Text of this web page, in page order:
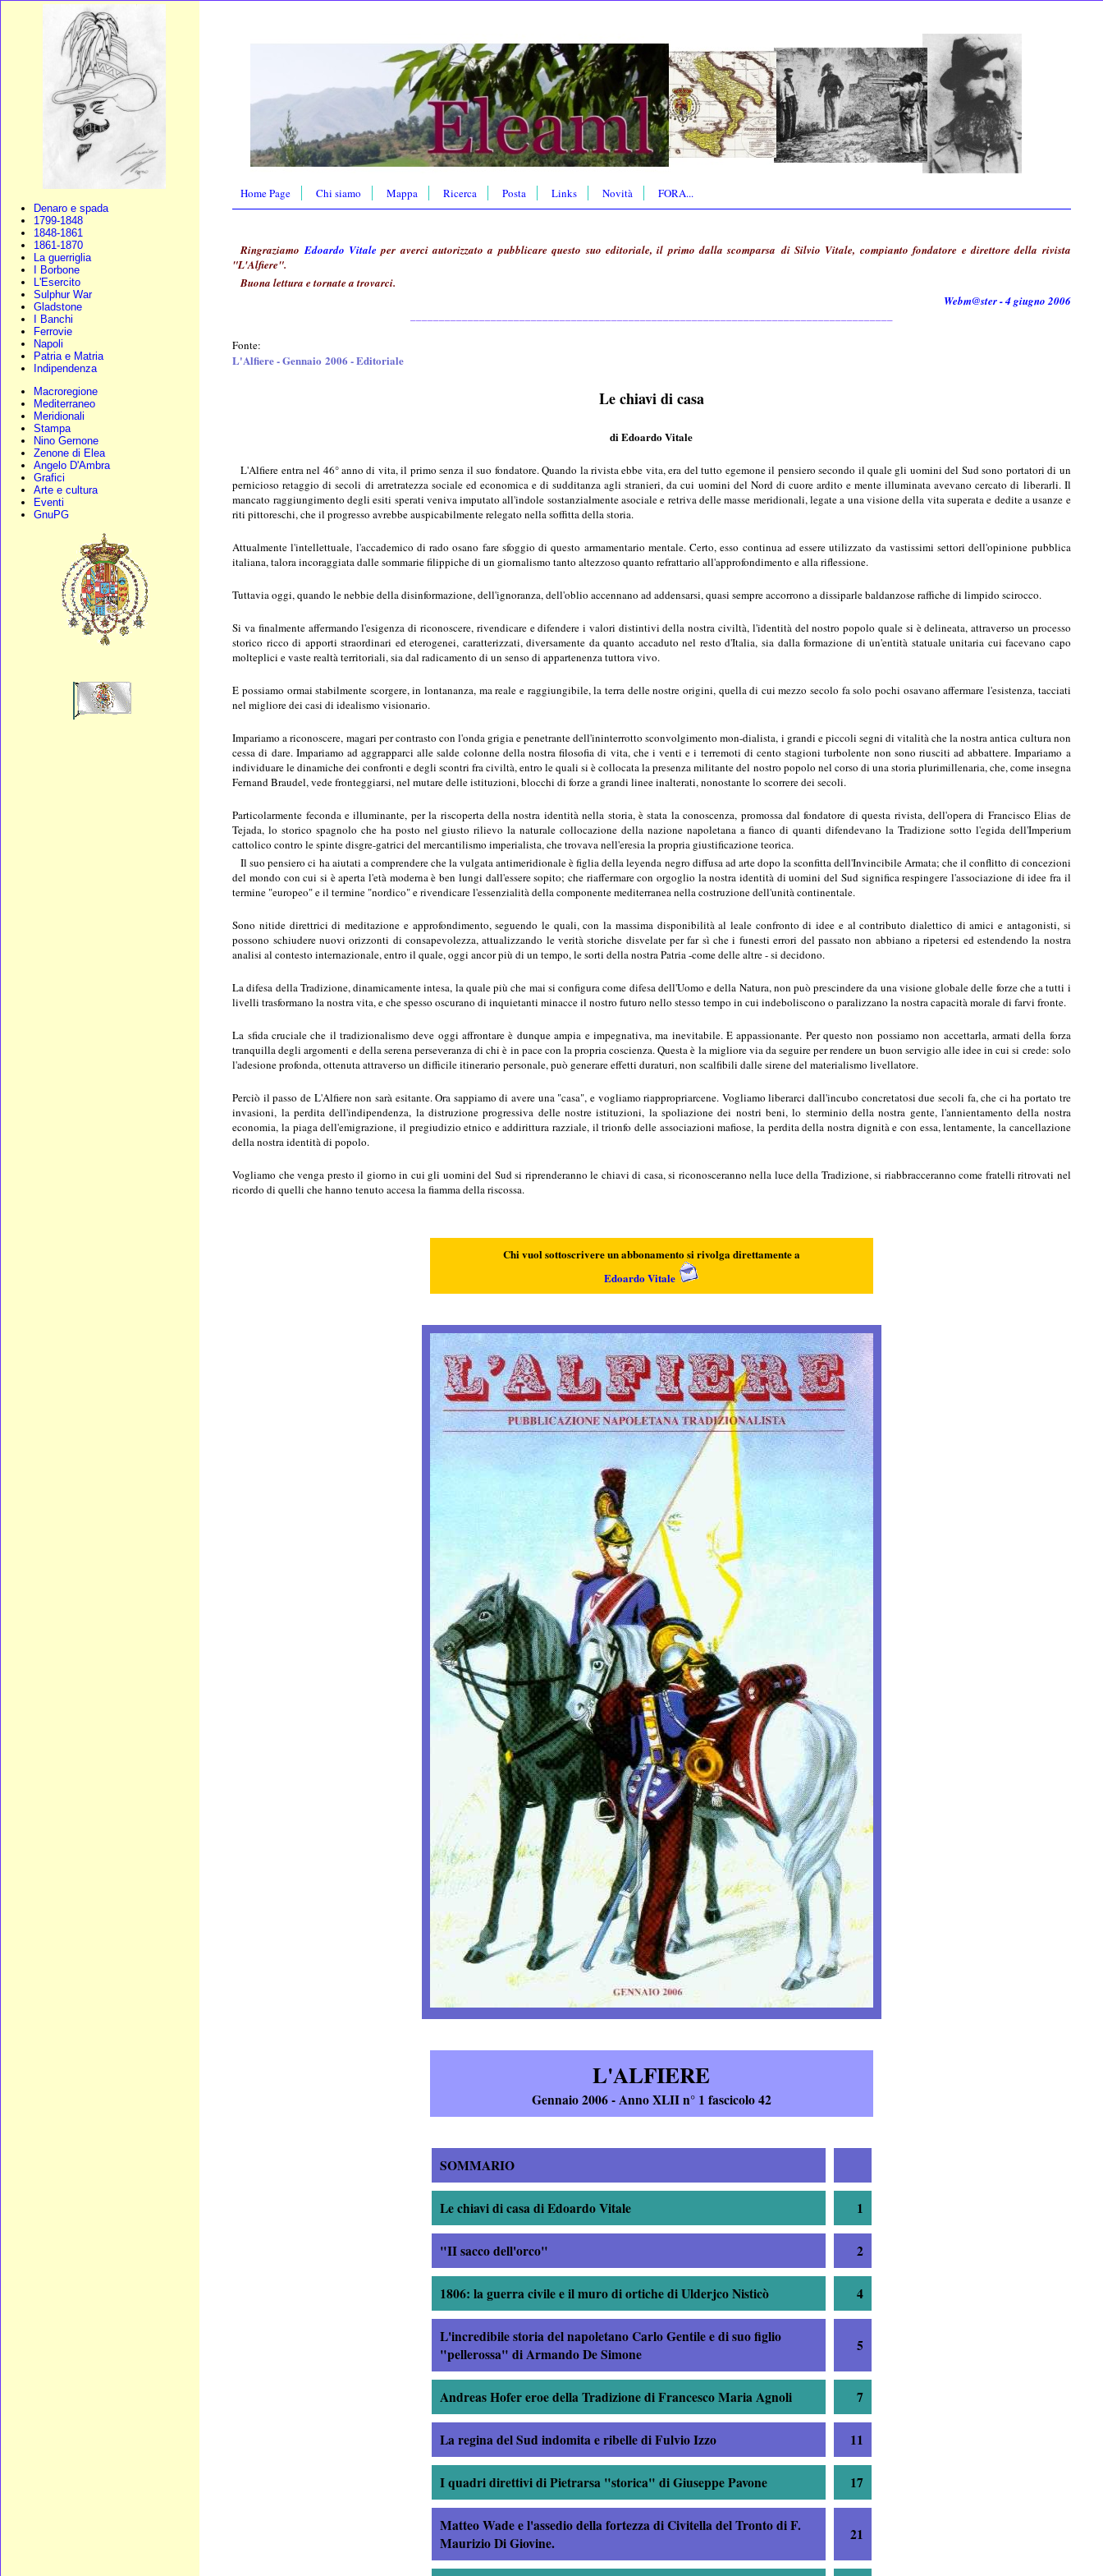
Denaro e spada
1799-1848
1848-1861
1861-1870
La guerriglia
I Borbone
L'Esercito
Sulphur War
Gladstone
I Banchi
Ferrovie
Napoli
Patria e Matria
Indipendenza
Macroregione
Mediterraneo
Meridionali
Stampa
Nino Gernone
Zenone di Elea
Angelo D'Ambra
Grafici
Arte e cultura
Eventi
GnuPG
Home Page Chi siamo Mappa Ricerca Posta Links Novità FORA...
RingraziamoEdoardo Vitale per averci autorizzato a pubblicare questo suo editoriale, il primo dalla scomparsa di Silvio Vitale, compianto fondatore e direttore della rivista
"L'Alfiere".
Buona lettura e tornate a trovarci.
Webm@ster - 4 giugno 2006
Fonte:
L'Alfiere - Gennaio 2006 - Editoriale
Le chiavi di casa
di Edoardo Vitale
L'Alfiere entra nel 46° anno di vita, il primo senza il suo fondatore. Quando la rivista ebbe vita, era del tutto egemone il pensiero secondo il quale gli uomini del Sud sono portatori di un
pernicioso retaggio di secoli di arretratezza sociale ed economica e di sudditanza agli stranieri, da cui uomini del Nord di cuore ardito e mente illuminata avevano cercato di liberarli. Il
mancato raggiungimento degli esiti sperati veniva imputato all'indole sostanzialmente asociale e retriva delle masse meridionali, legate a una visione della vita superata e dedite a usanze e
riti pittoreschi, che il progresso avrebbe auspicabilmente relegato nella soffitta della storia.
Attualmente l'intellettuale, l'accademico di rado osano fare sfoggio di questo armamentario mentale. Certo, esso continua ad essere utilizzato da vastissimi settori dell'opinione pubblica
italiana, talora incoraggiata dalle sommarie filippiche di un giornalismo tanto altezzoso quanto refrattario all'approfondimento e alla riflessione.
Tuttavia oggi, quando le nebbie della disinformazione, dell'ignoranza, dell'oblio accennano ad addensarsi, quasi sempre accorrono a dissiparle baldanzose raffiche di limpido scirocco.
Si va finalmente affermando l'esigenza di riconoscere, rivendicare e difendere i valori distintivi della nostra civiltà, l'identità del nostro popolo quale si è delineata, attraverso un processo
storico ricco di apporti straordinari ed eterogenei, caratterizzati, diversamente da quanto accaduto nel resto d'Italia, sia dalla formazione di un'entità statuale unitaria cui facevano capo
molteplici e vaste realtà territoriali, sia dal radicamento di un senso di appartenenza tuttora vivo.
E possiamo ormai stabilmente scorgere, in lontananza, ma reale e raggiungibile, la terra delle nostre origini, quella di cui mezzo secolo fa solo pochi osavano affermare l'esistenza, tacciati
nel migliore dei casi di idealismo visionario.
Impariamo a riconoscere, magari per contrasto con l'onda grigia e penetrante dell'ininterrotto sconvolgimento mon-dialista, i grandi e piccoli segni di vitalità che la nostra antica cultura non
cessa di dare. Impariamo ad aggrapparci alle salde colonne della nostra filosofia di vita, che i venti e i terremoti di cento stagioni turbolente non sono riusciti ad abbattere. Impariamo a
individuare le dinamiche dei confronti e degli scontri fra civiltà, entro le quali si è collocata la presenza militante del nostro popolo nel corso di una storia plurimillenaria, che, come insegna
Fernand Braudel, vede fronteggiarsi, nel mutare delle istituzioni, blocchi di forze a grandi linee inalterati, nonostante lo scorrere dei secoli.
Particolarmente feconda e illuminante, per la riscoperta della nostra identità nella storia, è stata la conoscenza, promossa dal fondatore di questa rivista, dell'opera di Francisco Elias de
Tejada, lo storico spagnolo che ha posto nel giusto rilievo la naturale collocazione della nazione napoletana a fianco di quanti difendevano la Tradizione sotto l'egida dell'Imperium
cattolico contro le spinte disgre-gatrici del mercantilismo imperialista, che trovava nell'eresia la propria giustificazione teorica.
Il suo pensiero ci ha aiutati a comprendere che la vulgata antimeridionale è figlia della leyenda negro diffusa ad arte dopo la sconfitta dell'Invincibile Armata; che il conflitto di concezioni
del mondo con cui si è aperta l'età moderna è ben lungi dall'essere sopito; che riaffermare con orgoglio la nostra identità di uomini del Sud significa respingere l'associazione di idee fra il
termine "europeo" e il termine "nordico" e rivendicare l'essenzialità della componente mediterranea nella costruzione dell'unità continentale.
Sono nitide direttrici di meditazione e approfondimento, seguendo le quali, con la massima disponibilità al leale confronto di idee e al contributo dialettico di amici e antagonisti, si
possono schiudere nuovi orizzonti di consapevolezza, attualizzando le verità storiche disvelate per far sì che i funesti errori del passato non abbiano a ripetersi ed estendendo la nostra
analisi al contesto internazionale, entro il quale, oggi ancor più di un tempo, le sorti della nostra Patria -come delle altre - si decidono.
La difesa della Tradizione, dinamicamente intesa, la quale più che mai si configura come difesa dell'Uomo e della Natura, non può prescindere da una visione globale delle forze che a tutti i
livelli trasformano la nostra vita, e che spesso oscurano di inquietanti minacce il nostro futuro nello stesso tempo in cui indeboliscono o paralizzano la nostra capacità morale di farvi fronte.
La sfida cruciale che il tradizionalismo deve oggi affrontare è dunque ampia e impegnativa, ma inevitabile. E appassionante. Per questo non possiamo non accettarla, armati della forza
tranquilla degli argomenti e della serena perseveranza di chi è in pace con la propria coscienza. Questa è la migliore via da seguire per rendere un buon servigio alle idee in cui si crede: solo
l'adesione profonda, ottenuta attraverso un difficile itinerario personale, può generare effetti duraturi, non scalfibili dalle sirene del materialismo livellatore.
Perciò il passo de L'Alfiere non sarà esitante. Ora sappiamo di avere una "casa", e vogliamo riappropriarcene. Vogliamo liberarci dall'incubo concretatosi due secoli fa, che ci ha portato tre
invasioni, la perdita dell'indipendenza, la distruzione progressiva delle nostre istituzioni, la spoliazione dei nostri beni, lo sterminio della nostra gente, l'annientamento della nostra
economia, la piaga dell'emigrazione, il pregiudizio etnico e addirittura razziale, il trionfo delle associazioni mafiose, la perdita della nostra dignità e con essa, lentamente, la cancellazione
della nostra identità di popolo.
Vogliamo che venga presto il giorno in cui gli uomini del Sud si riprenderanno le chiavi di casa, si riconosceranno nella luce della Tradizione, si riabbracceranno come fratelli ritrovati nel
ricordo di quelli che hanno tenuto accesa la fiamma della riscossa.
Chi vuol sottoscrivere unabbonamento si rivolga direttamente a
Edoardo Vitale
L'ALFIERE
Gennaio 2006 - Anno XLII n° 1 fascicolo 42
SOMMARIO
Le chiavi di casa di Edoardo Vitale 1
"II sacco dell'orco" 2
1806: la guerra civile e il muro di ortiche di Ulderjco Nisticò 4
L'incredibile storia del napoletano Carlo Gentile e di suo figlio
"pellerossa" di Armando De Simone
5
Andreas Hofer eroe della Tradizione di Francesco Maria Agnoli 7
La regina del Sud indomita e ribelle di Fulvio Izzo 11
I quadri direttivi di Pietrarsa "storica" di Giuseppe Pavone 17
Matteo Wade e l'assedio della fortezza di Civitella del Trontodi F.
Maurizio Di Giovine.
21